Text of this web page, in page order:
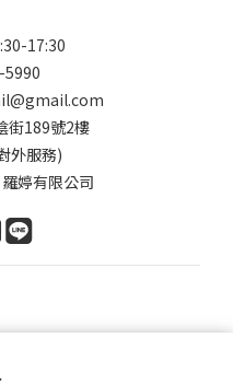
17:30
5990
街189號2樓
外服務)
婷有限公司